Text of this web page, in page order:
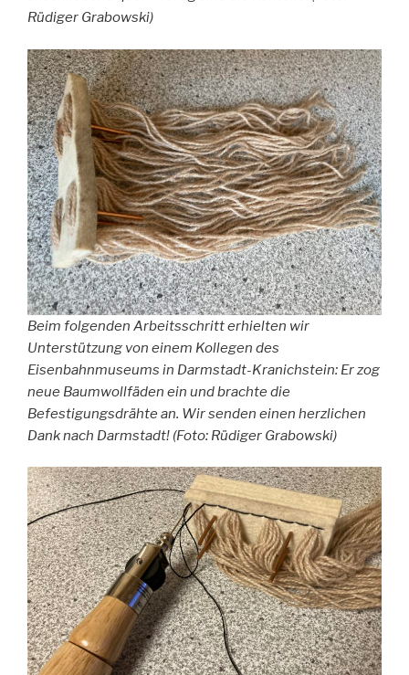
Rüdiger Grabowski)
Beim folgenden Arbeitsschritt erhielten wir
Unterstützung von einem Kollegen des
Eisenbahnmuseums in Darmstadt-Kranichstein: Er zog
neue Baumwollfäden ein und brachte die
Befestigungsdrähte an. Wir senden einen herzlichen
Dank nach Darmstadt! (Foto: Rüdiger Grabowski)